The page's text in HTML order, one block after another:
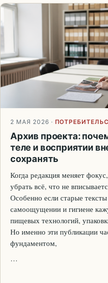
2 МАЯ 2026 ·
Архив проекта:
теле и восприятии
сохранять
Когда редакция меняет
убрать всё, что не
Особенно если старые тексты
самоощущении и гигиене
пищевых технологий,
Но именно эти публикации
фундаментом,
…